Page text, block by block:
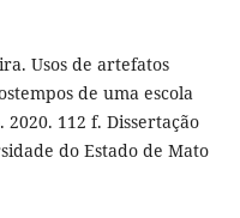
Usos de artefatos
de uma escola
112 f. Dissertação
do Estado de Mato